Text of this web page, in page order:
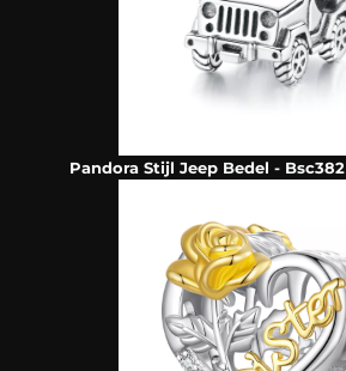
Pandora Stijl Jeep Bedel - Bsc382